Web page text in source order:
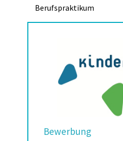
Berufspraktikum
Bewerbung